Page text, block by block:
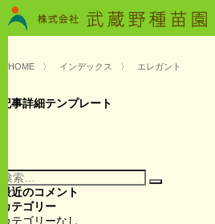
HOME 〉 インデックス 〉 エレガント
記事詳細テンプレート
検
索:
検
最近のコメント
カテゴリー
カテゴリーなし